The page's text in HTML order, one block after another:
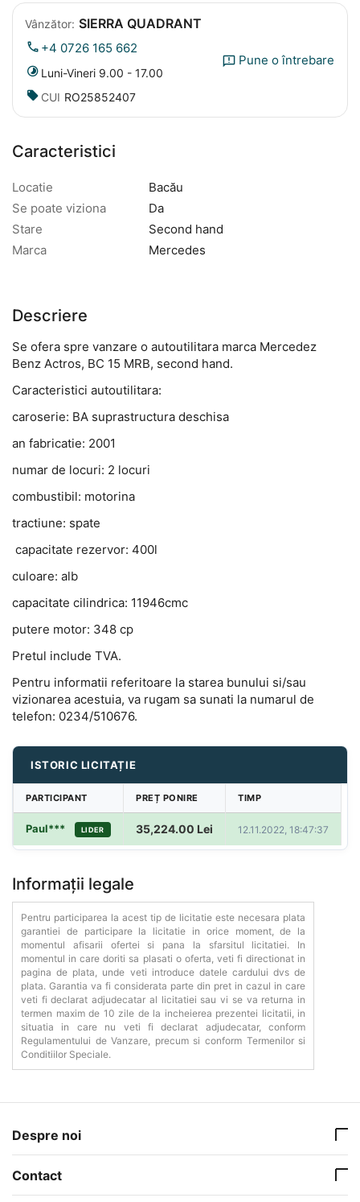
Vânzător: SIERRA QUADRANT
+4 0726 165 662
Luni-Vineri 9.00 - 17.00
CUI RO25852407
Pune o întrebare
Caracteristici
Locatie
Bacău
Se poate viziona
Da
Stare
Second hand
Marca
Mercedes
Descriere
Se ofera spre vanzare o autoutilitara marca Mercedez
Benz Actros, BC 15 MRB, second hand.
Caracteristici autoutilitara:
caroserie: BA suprastructura deschisa
an fabricatie: 2001
numar de locuri: 2 locuri
combustibil: motorina
tractiune: spate
capacitate rezervor: 400l
culoare: alb
capacitate cilindrica: 11946cmc
putere motor: 348 cp
Pretul include TVA.
Pentru informatii referitoare la starea bunului si/sau
vizionarea acestuia, va rugam sa sunati la numarul de
telefon: 0234/510676.
ISTORIC LICITAȚIE
PARTICIPANT PREȚ PONIRE TIMP
Paul*** LIDER 35,224.00 Lei 12.11.2022, 18:47:37
Informații legale
Pentru participarea la acest tip de licitatie este necesara plata
garantiei de participare la licitatie in orice moment, de la
momentul afisarii ofertei si pana la sfarsitul licitatiei. In
momentul in care doriti sa plasati o oferta, veti fi directionat in
pagina de plata, unde veti introduce datele cardului dvs de
plata. Garantia va fi considerata parte din pret in cazul in care
veti fi declarat adjudecatar al licitatiei sau vi se va returna in
termen maxim de 10 zile de la incheierea prezentei licitatii, in
situatia in care nu veti fi declarat adjudecatar, conform
Regulamentului de Vanzare, precum si conform Termenilor si
Conditiilor Speciale.
Despre noi
Contact